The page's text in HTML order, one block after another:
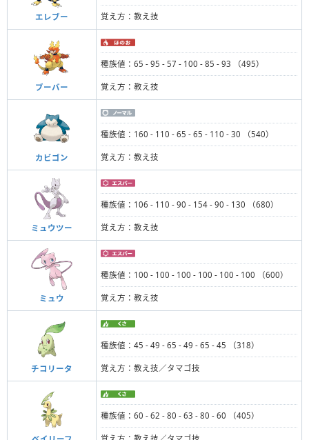
エレブー 覚え方：教え技
ブーバー
種族値：65 - 95 - 57 - 100 - 85 - 93 （495）
覚え方：教え技
カビゴン
種族値：160 - 110 - 65 - 65 - 110 - 30 （540）
覚え方：教え技
ミュウツー
種族値：106 - 110 - 90 - 154 - 90 - 130 （680）
覚え方：教え技
ミュウ
種族値：100 - 100 - 100 - 100 - 100 - 100 （600）
覚え方：教え技
チコリータ
種族値：45 - 49 - 65 - 49 - 65 - 45 （318）
覚え方：教え技／タマゴ技
種族値：60 - 62 - 80 - 63 - 80 - 60 （405）